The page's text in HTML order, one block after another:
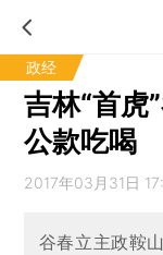
政经
吉林“首虎
公款吃喝
2017年03月31日
谷春立主政鞍